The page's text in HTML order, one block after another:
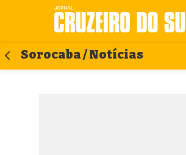
Sorocaba / Notícias